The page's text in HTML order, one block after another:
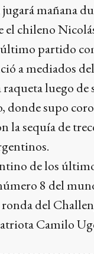
mañana
chileno
partido
a mediados
raqueta luego
donde supo
la sequía de
de los
8 del
del
Camilo